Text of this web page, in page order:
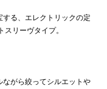
する、エレクトリックの定
スリーヴタイプ。
がら絞ってシルエットや